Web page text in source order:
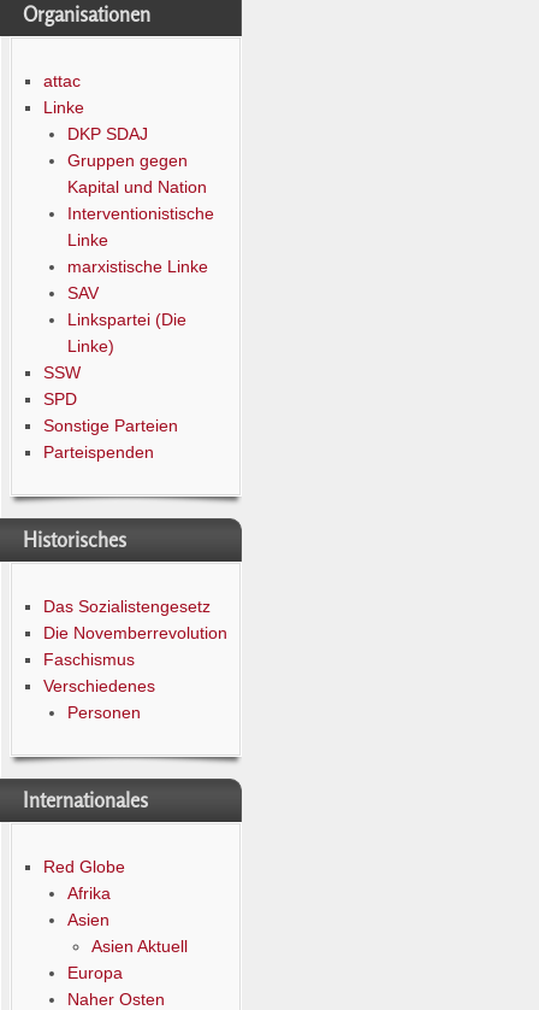
Organisationen
attac
Linke
DKP SDAJ
Gruppen gegen
Kapital und Nation
Interventionistische
Linke
marxistische Linke
SAV
Linkspartei (Die
Linke)
SSW
SPD
Sonstige Parteien
Parteispenden
Historisches
Das Sozialistengesetz
Die Novemberrevolution
Faschismus
Verschiedenes
Personen
Internationales
Red Globe
Afrika
Asien
Asien Aktuell
Europa
Naher Osten